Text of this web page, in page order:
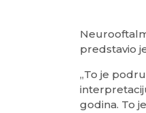
predstavio
„To je
godina. To